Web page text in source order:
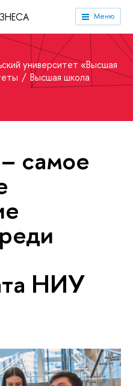
Меню
университет «Высшая
Высшая школа
самое
НИУ